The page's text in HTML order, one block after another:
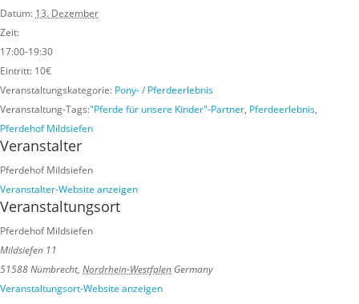
Datum: 13. Dezember
Zeit:
17:00-19:30
Eintritt: 10€
Veranstaltungskategorie: Pony- / Pferdeerlebnis
Veranstaltung-Tags:"Pferde für unsere Kinder"-Partner, Pferdeerlebnis,
Pferdehof Mildsiefen
Veranstalter
Pferdehof Mildsiefen
Veranstalter-Website anzeigen
Veranstaltungsort
Pferdehof Mildsiefen
Mildsiefen 11
51588 Nümbrecht, Nordrhein-Westfalen Germany
Veranstaltungsort-Website anzeigen